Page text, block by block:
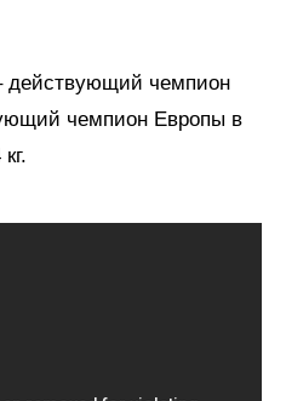
действующий чемпион
чемпион Европы в